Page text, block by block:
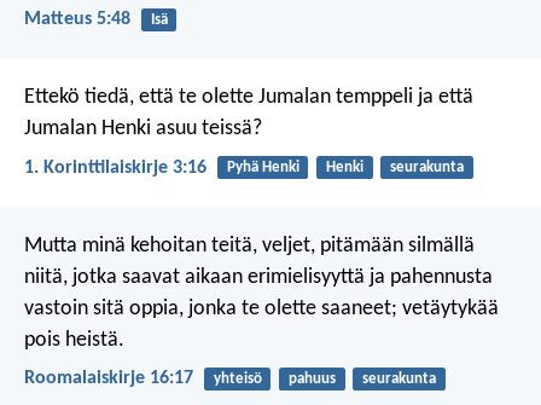
Matteus 5:48 Isä
Ettekö tiedä, että te olette Jumalan temppeli ja että
Jumalan Henki asuu teissä?
1. Korinttilaiskirje 3:16 Pyhä Henki Henki seurakunta
Mutta minä kehoitan teitä, veljet, pitämään silmällä
niitä, jotka saavat aikaan erimielisyyttä ja pahennusta
vastoin sitä oppia, jonka te olette saaneet; vetäytykää
pois heistä.
Roomalaiskirje 16:17 yhteisö pahuus seurakunta